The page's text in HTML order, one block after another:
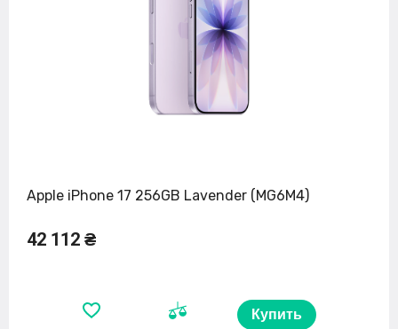
Apple iPhone 17 256GB Lavender (MG6M4)
42 112 ₴
Купить